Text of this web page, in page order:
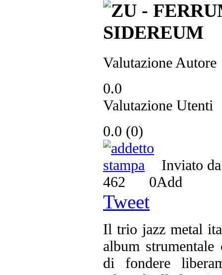
Valutazione Autore
0.0
Valutazione Utenti
0.0 (0)
Inviato
462
0Add
Tweet
Il trio jazz metal
album
di fondere